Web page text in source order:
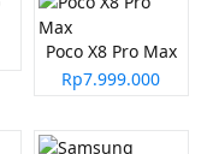
Poco X8 Pro Max
Rp7.999.000